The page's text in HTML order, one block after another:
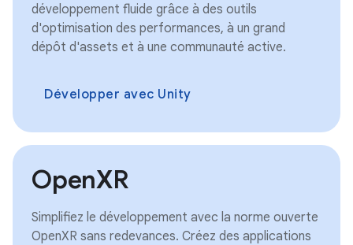
développement fluide grâce à des outils
d'optimisation des performances, à un grand
dépôt d'assets et à une communauté active.
Développer avec Unity
OpenXR
Simplifiez le développement avec la norme ouverte
OpenXR sans redevances. Créez des applications